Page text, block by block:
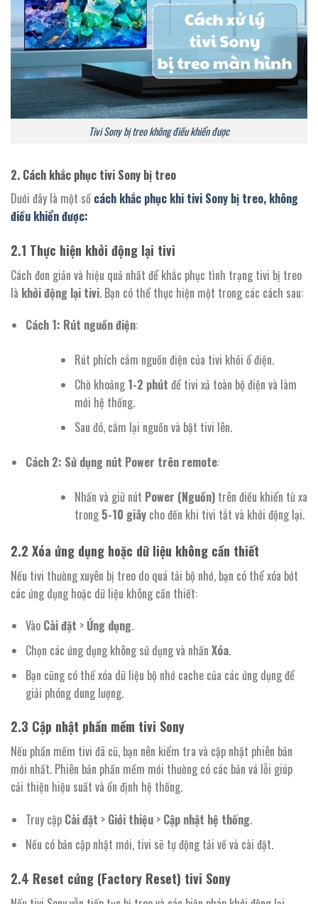
Tivi Sony bị treo không điều khiển được
2. Cách khắc phục tivi Sony bị treo
Dưới đây là một sốcách khắc phục khi tivi Sony bị treo, không
điều khiển được:
2.1 Thực hiện khởi động lại tivi
Cách đơn giản và hiệu quả nhất để khắc phục tình trạng tivi bị treo
là khởi động lại tivi. Bạn có thể thực hiện một trong các cách sau:
Cách 1: Rút nguồn điện:
Rút phích cắm nguồn điện của tivi khỏi ổ điện.
Chờ khoảng 1-2 phút để tivi xả toàn bộ điện và làm
mới hệ thống.
Sau đó, cắm lại nguồn và bật tivi lên.
Cách 2: Sử dụng nút Power trên remote:
Nhấn và giữ nút Power (Nguồn)trên điều khiển từ xa
trong 5-10 giâycho đến khi tivi tắt và khởi động lại.
2.2 Xóa ứng dụng hoặc dữ liệu không cần thiết
Nếu tivi thường xuyên bị treo do quá tải bộ nhớ, bạn có thể xóa bớt
các ứng dụng hoặc dữ liệu không cần thiết:
Vào Cài đặt > Ứng dụng.
Chọn các ứng dụng không sử dụng và nhấn Xóa.
Bạn cũng có thể xóa dữ liệu bộ nhớ cache của các ứng dụng để
giải phóng dung lượng.
2.3 Cập nhật phần mềm tivi Sony
Nếu phần mềm tivi đã cũ, bạn nên kiểm tra và cập nhật phiên bản
mới nhất. Phiên bản phần mềm mới thường có các bản vá lỗi giúp
cải thiện hiệu suất và ổn định hệ thống.
Truy cập Cài đặt > Giới thiệu> Cập nhật hệ thống.
Nếu có bản cập nhật mới, tivi sẽ tự động tải về và cài đặt.
2.4 Reset cứng (Factory Reset) tivi Sony